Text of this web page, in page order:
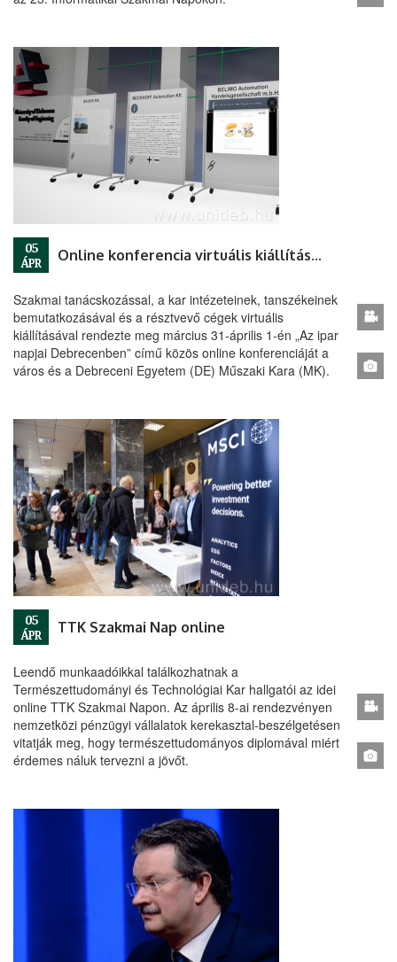
05
ÁPR
Online konferencia virtuális kiállítással
Szakmai tanácskozással, a kar intézeteinek, tanszékeinek
bemutatkozásával és a résztvevő cégek virtuális
kiállításával rendezte meg március 31-április 1-én „Az ipar
napjai Debrecenben” című közös online konferenciáját a
város és a Debreceni Egyetem (DE) Műszaki Kara (MK).
05
ÁPR
TTK Szakmai Nap online
Leendő munkaadóikkal találkozhatnak a
Természettudományi és Technológiai Kar hallgatói az idei
online TTK Szakmai Napon. Az április 8-ai rendezvényen
nemzetközi pénzügyi vállalatok kerekasztal-beszélgetésen
vitatják meg, hogy természettudományos diplomával miért
érdemes náluk tervezni a jövőt.